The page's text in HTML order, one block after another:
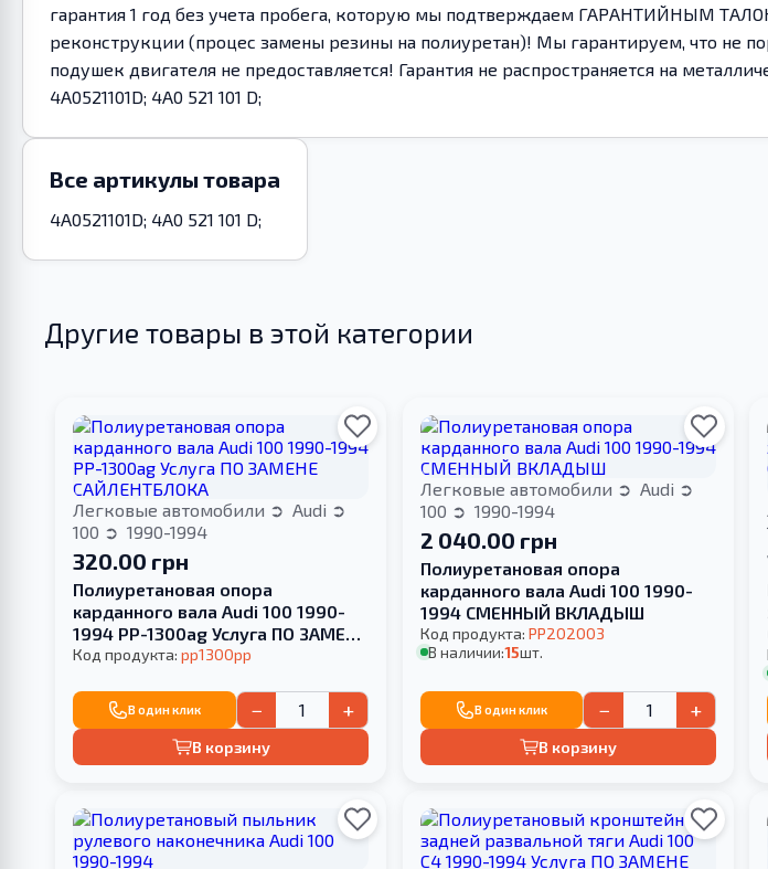
гарантия 1 год без учета пробега, которую мы подтверждаем ГАРАНТИЙНЫМ
реконструкции (процес замены резины на полиуретан)! Мы гарантируем, что не
подушек двигателя не предоставляется! Гарантия не распространяется на
4A0521101D; 4A0 521 101 D;
Все артикулы товара
4A0521101D; 4A0 521 101 D;
Другие товары в этой категории
Легковые автомобили
Audi
100
1990-1994
320.00 грн
Полиуретановая опора
карданного вала Audi 100 1990-
1994 PP-1300ag Услуга ПО ЗАМЕНЕ
САЙЛЕНТБЛОКА
Код продукта:pp1300pp
В один клик − +
В корзину
Легковые автомобили
Audi
100
1990-1994
2 040.00 грн
Полиуретановая опора
карданного вала Audi 100 1990-
1994 СМЕННЫЙ ВКЛАДЫШ
Код продукта: PP202003
В наличии:15шт.
В один клик − +
В корзину